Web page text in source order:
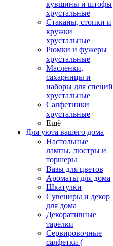
кувшины и штофы
хрустальные
Стаканы, стопки и
кружки
хрустальные
Рюмки и фужеры
хрустальные
Масленки,
сахарницы и
наборы для специй
хрустальные
Салфетники
хрустальные
Ещё
Для уюта вашего дома
Настольные
лампы, люстры и
торшеры
Вазы для цветов
Ароматы для дома
Шкатулки
Сувениры и декор
для дома
Декоративные
тарелки
Сервировочные
салфетки (